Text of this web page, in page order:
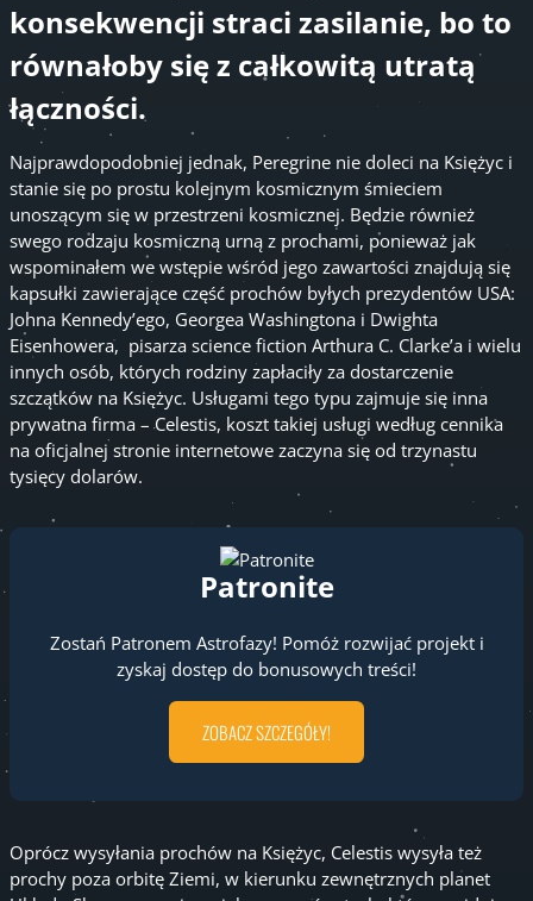
konsekwencji straci zasilanie, bo to
równałoby się z całkowitą utratą
łączności.
Najprawdopodobniej jednak, Peregrine nie doleci na Księżyc i
stanie się po prostu kolejnym kosmicznym śmieciem
unoszącym się w przestrzeni kosmicznej. Będzie również
swego rodzaju kosmiczną urną z prochami, ponieważ jak
wspominałem we wstępie wśród jego zawartości znajdują się
kapsułki zawierające część prochów byłych prezydentów USA:
Johna Kennedy’ego, Georgea Washingtona i Dwighta
Eisenhowera, pisarza science fiction Arthura C. Clarke’a i wielu
innych osób, których rodziny zapłaciły za dostarczenie
szczątków na Księżyc. Usługami tego typu zajmuje się inna
prywatna firma – Celestis, koszt takiej usługi według cennika
na oficjalnej stronie internetowe zaczyna się od trzynastu
tysięcy dolarów.
Patronite
Zostań Patronem Astrofazy! Pomóż rozwijać projekt i
zyskaj dostęp do bonusowych treści!
ZOBACZ SZCZEGÓŁY!
Oprócz wysyłania prochów na Księżyc, Celestis wysyła też
prochy poza orbitę Ziemi, w kierunku zewnętrznych planet